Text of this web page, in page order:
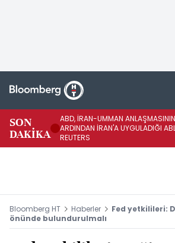
SON
DAKİKA
ABD, İRAN-UMMAN
ARDINDAN İRAN'A UYGULADIĞI
REUTERS
Bloomberg HT Haberler
Fed yetkilileri:
önünde bulundurulmalı